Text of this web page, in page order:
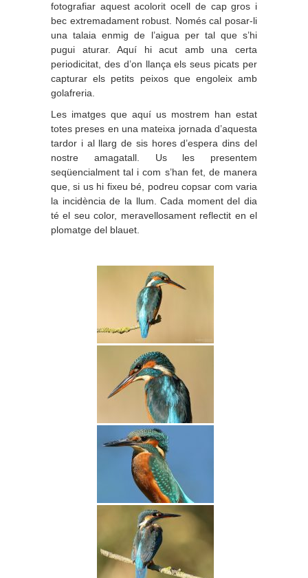
fotografiar aquest acolorit ocell de cap gros i
bec extremadament robust. Només cal posar-li
una talaia enmig de l’aigua per tal que s’hi
pugui aturar. Aquí hi acut amb una certa
periodicitat, des d’on llança els seus picats per
capturar els petits peixos que engoleix amb
golafreria.
Les imatges que aquí us mostrem han estat
totes preses en una mateixa jornada d’aquesta
tardor i al llarg de sis hores d’espera dins del
nostre amagatall. Us les presentem
seqüencialment tal i com s’han fet, de manera
que, si us hi fixeu bé, podreu copsar com varia
la incidència de la llum. Cada moment del dia
té el seu color, meravellosament reflectit en el
plomatge del blauet.